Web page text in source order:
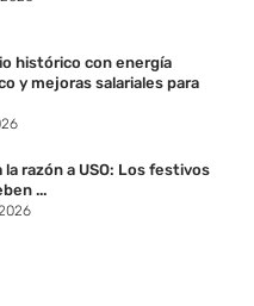
histórico con energía
y mejoras salariales para
la razón a USO: Los festivos
...